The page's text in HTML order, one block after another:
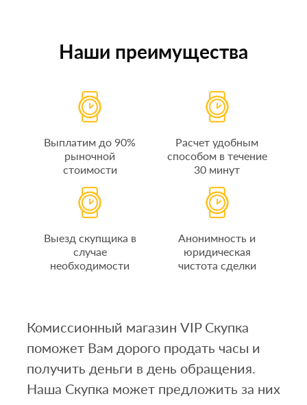
Наши преимущества
Выплатим до 90%
рыночной
стоимости
Расчет удобным
способом в течение
30 минут
Выезд скупщика в
случае
необходимости
Анонимность и
юридическая
чистота сделки
Комиссионный магазин VIP Скупка
поможет Вам дорого продать часы и
получить деньги в день обращения.
Наша Скупка может предложить за них